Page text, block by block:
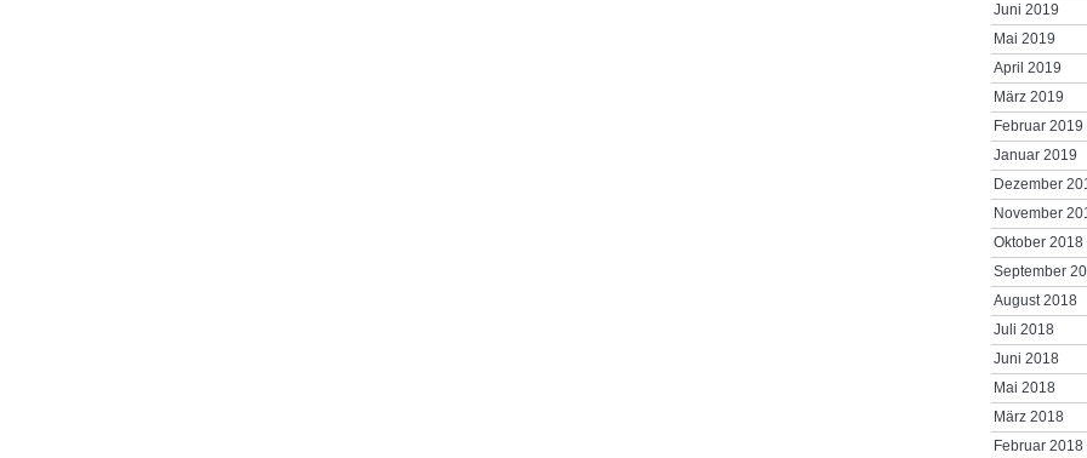
Juni 2019
Mai 2019
April 2019
März 2019
Februar 2019
Januar 2019
Dezember
November
Oktober 2018
September
August 2018
Juli 2018
Juni 2018
Mai 2018
März 2018
Februar 2018